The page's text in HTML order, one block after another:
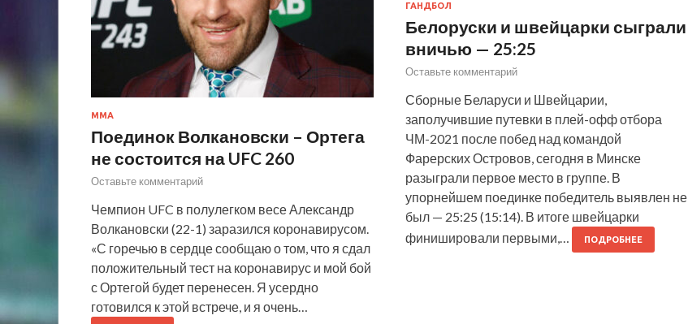
ММА
Поединок Волкановски – Ортега
не состоится на UFC 260
Оставьте комментарий
Чемпион UFC в полулегком весе Александр
Волкановски (22-1) заразился коронавирусом.
«С горечью в сердце сообщаю о том, что я сдал
положительный тест на коронавирус и мой бой
с Ортегой будет перенесен. Я усердно
готовился к этой встрече, и я очень…
ГАНДБОЛ
Белоруски и швейцарки сыграли
вничью — 25:25
Оставьте комментарий
Сборные Беларуси и Швейцарии,
заполучившие путевки в плей-офф отбора
ЧМ-2021 после побед над командой
Фарерских Островов, сегодня в Минске
разыграли первое место в группе. В
упорнейшем поединке победитель выявлен не
был — 25:25 (15:14). В итоге швейцарки
финишировали первыми,…
ПОДРОБНЕЕ